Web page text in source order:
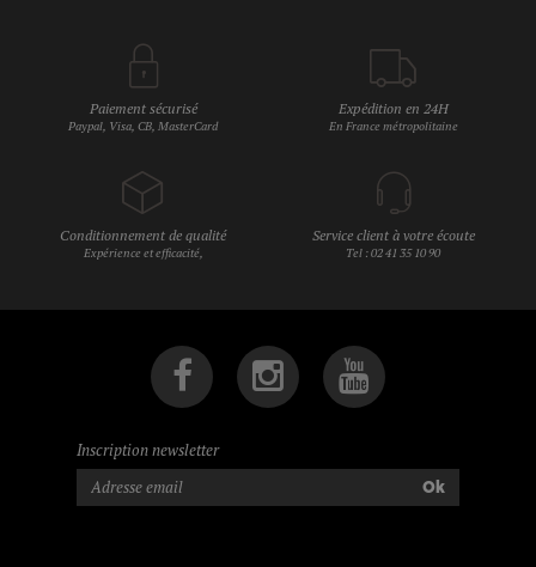
Paiement sécurisé
Paypal, Visa, CB, MasterCard
Expédition en 24H
En France métropolitaine
Conditionnement de qualité
Expérience et efficacité,
Service client à votre écoute
Tel : 02 41 35 10 90
Inscription newsletter
Ok